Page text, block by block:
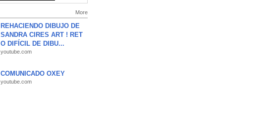
More
REHACIENDO DIBUJO DE
SANDRA CIRES ART ! RET
O DIFÍCIL DE DIBU...
youtube.com
COMUNICADO OXEY
youtube.com